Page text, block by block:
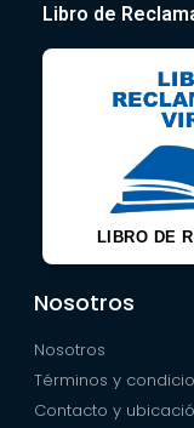
Libro de
LIBRO DE
Nosotros
Nosotros
Términos y
Contacto y